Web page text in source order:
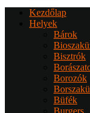
Kezdőlap
Helyek
Bárok
Bisztrók
Borozók
Büfék